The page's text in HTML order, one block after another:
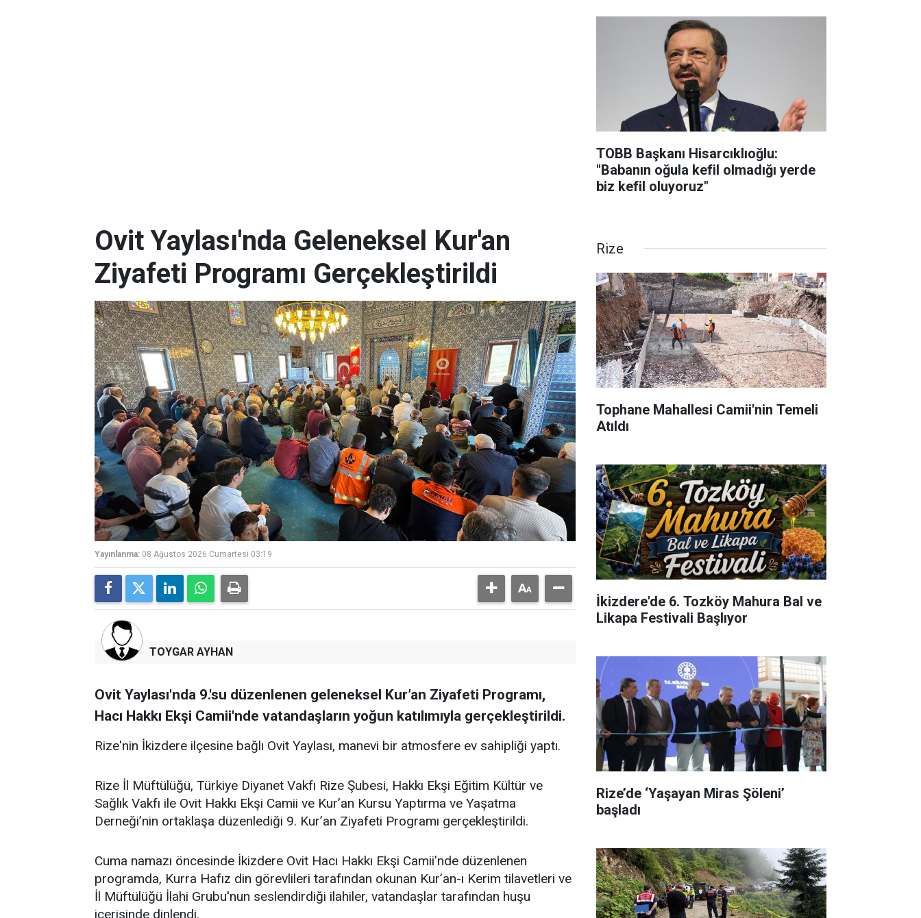
TOBB Başkanı Hisarcıklıoğlu:
"Babanın oğula kefil olmadığı yerde
biz kefil oluyoruz"
Ovit Yaylası'nda Geleneksel Kur'an
Ziyafeti Programı Gerçekleştirildi
Yayınlanma: 08 Ağustos 2026 Cumartesi 03:19
TOYGAR AYHAN
Ovit Yaylası'nda 9.'su düzenlenen geleneksel Kur’an Ziyafeti Programı,
Hacı Hakkı Ekşi Camii'nde vatandaşların yoğun katılımıyla gerçekleştirildi.
Rize'nin İkizdere ilçesine bağlı Ovit Yaylası, manevi bir atmosfere ev sahipliği yaptı.
Rize İl Müftülüğü, Türkiye Diyanet Vakfı Rize Şubesi, Hakkı Ekşi Eğitim Kültür ve
Sağlık Vakfı ile Ovit Hakkı Ekşi Camii ve Kur’an Kursu Yaptırma ve Yaşatma
Derneği’nin ortaklaşa düzenlediği 9. Kur’an Ziyafeti Programı gerçekleştirildi.
Cuma namazı öncesinde İkizdere Ovit Hacı Hakkı Ekşi Camii’nde düzenlenen
programda, Kurra Hafız din görevlileri tarafından okunan Kur’an-ı Kerim tilavetleri ve
İl Müftülüğü İlahi Grubu'nun seslendirdiği ilahiler, vatandaşlar tarafından huşu
içerisinde dinlendi.
Rize
Tophane Mahallesi Camii'nin Temeli
Atıldı
İkizdere'de 6. Tozköy Mahura Bal ve
Likapa Festivali Başlıyor
Rize’de ‘Yaşayan Miras Şöleni’
başladı